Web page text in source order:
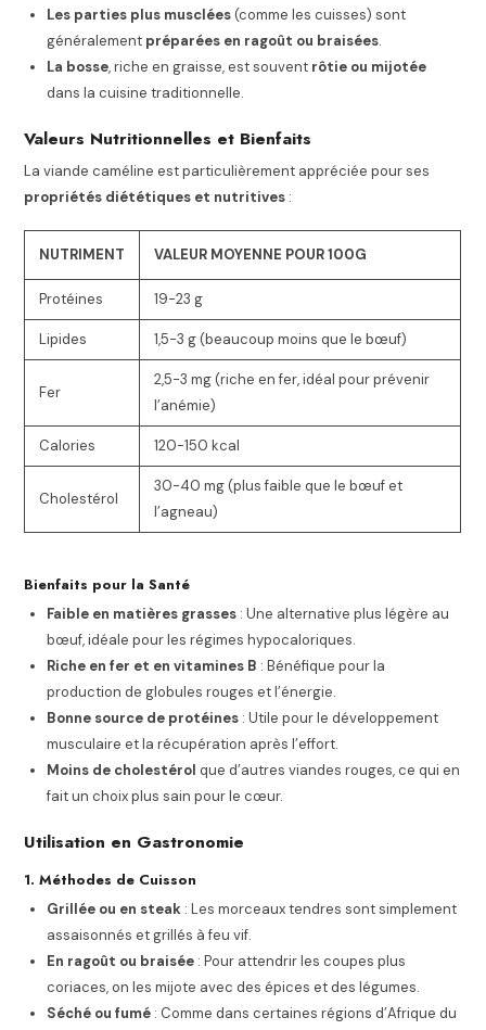
Les parties plus musclées(comme les cuisses) sont
généralement préparées en ragoût ou braisées.
La bosse, riche en graisse, est souvent rôtie ou mijotée
dans la cuisine traditionnelle.
Valeurs Nutritionnelles et Bienfaits
La viande caméline est particulièrement appréciée pour ses
propriétés diététiques et nutritives :
NUTRIMENT VALEUR MOYENNE POUR 100G
Protéines 19-23 g
Lipides 1,5-3 g (beaucoup moins que le bœuf)
Fer
2,5-3 mg (riche en fer, idéal pour prévenir
l’anémie)
Calories 120-150 kcal
Cholestérol
30-40 mg (plus faible que le bœuf et
l’agneau)
Bienfaits pour la Santé
Faible en matières grasses : Une alternative plus légère au
bœuf, idéale pour les régimes hypocaloriques.
Riche en fer et en vitamines B : Bénéfique pour la
production de globules rouges et l’énergie.
Bonne source de protéines : Utile pour le développement
musculaire et la récupération après l’effort.
Moins de cholestérol que d’autres viandes rouges, ce qui en
fait un choix plus sain pour le cœur.
Utilisation en Gastronomie
1. Méthodes de Cuisson
Grillée ou en steak : Les morceaux tendres sont simplement
assaisonnés et grillés à feu vif.
En ragoût ou braisée : Pour attendrir les coupes plus
coriaces, on les mijote avec des épices et des légumes.
Séché ou fumé : Comme dans certaines régions d’Afrique du